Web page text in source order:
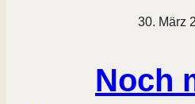
30. März
Noch